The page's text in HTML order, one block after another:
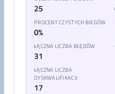
25
PROCENT CZYSTYCH BIEGÓW
0%
ŁĄCZNA LICZBA BŁĘDÓW
31
ŁĄCZNA LICZBA
DYSKWALIFIKACJI
17